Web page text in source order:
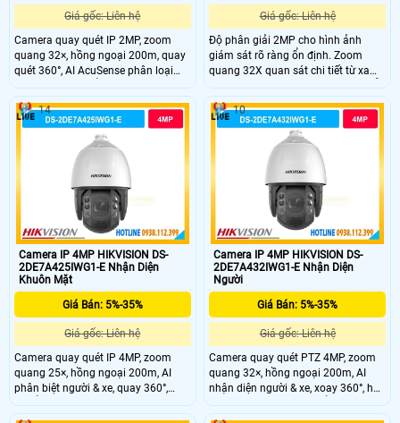
Giá gốc: Liên hệ
Camera quay quét IP 2MP, zoom
quang 32×, hồng ngoại 200m, quay
quét 360°, AI AcuSense phân loại
người và xe, chuẩn bảo vệ IP67,
IK10.
Giá gốc: Liên hệ
Độ phân giải 2MP cho hình ảnh
giám sát rõ ràng ổn định. Zoom
quang 32X quan sát chi tiết từ xa
khu vực rộng. Hồng ngoại 200m hỗ
trợ quan sát ban đêm hiệu quả cao.
Cảm biến 1/2.8" CMOS cho chất
lượng hình ảnh ổn định. Xoay 360°
PTZ linh hoạt bao quát toàn khu
vực rộng.
Camera IP 4MP HIKVISION DS-
2DE7A425IWG1-E Nhận Diện
Khuôn Mặt
Giá Bán: 5%-35%
Giá gốc: Liên hệ
Camera quay quét IP 4MP, zoom
quang 25×, hồng ngoại 200m, AI
phân biệt người & xe, quay 360°,
chuẩn IP67 ngoài trời.
14
Camera IP 4MP HIKVISION DS-
2DE7A432IWG1-E Nhận Diện
Người
Giá Bán: 5%-35%
Giá gốc: Liên hệ
Camera quay quét PTZ 4MP, zoom
quang 32×, hồng ngoại 200m, AI
nhận diện người & xe, xoay 360°, hỗ
trợ Smart Tracking, chuẩn IP67.
10